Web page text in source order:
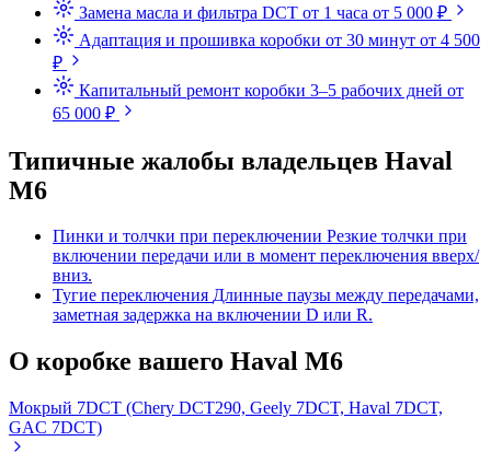
Замена масла и фильтра DCT от 1 часа от 5 000 ₽
Адаптация и прошивка коробки от 30 минут от 4 500
₽
Капитальный ремонт коробки 3–5 рабочих дней от
65 000 ₽
Типичные жалобы владельцев Haval
M6
Пинки и толчки при переключении Резкие толчки при
включении передачи или в момент переключения вверх/
вниз.
Тугие переключения Длинные паузы между передачами,
заметная задержка на включении D или R.
О коробке вашего Haval M6
Мокрый 7DCT (Chery DCT290, Geely 7DCT, Haval 7DCT,
GAC 7DCT)